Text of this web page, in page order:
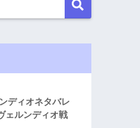
ディオネタバレ
ェルンディオ戦